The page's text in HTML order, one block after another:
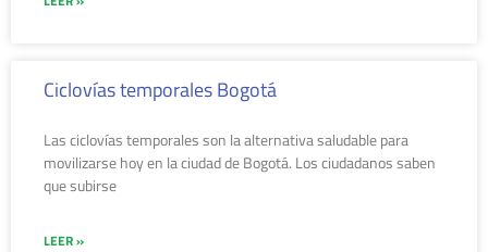
Ciclovías temporales Bogotá
Las ciclovías temporales son la alternativa saludable para
movilizarse hoy en la ciudad de Bogotá. Los ciudadanos saben
que subirse
LEER »